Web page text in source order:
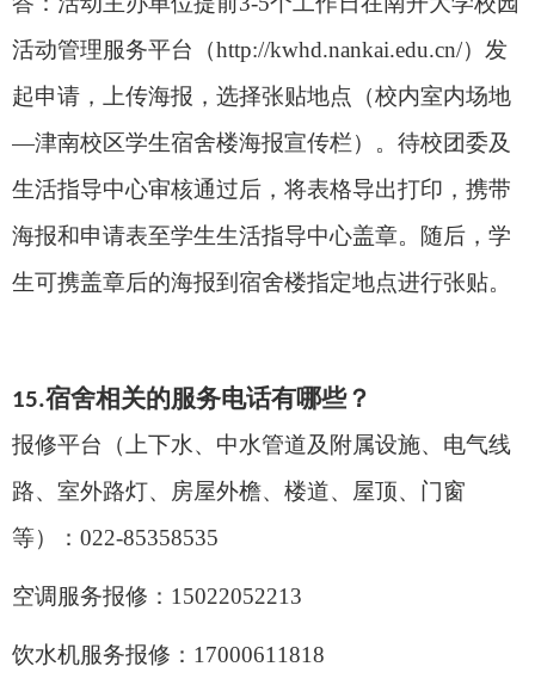
活动管理服务平台（http://kwhd.nankai.edu.cn/）发
起申请，上传海报，选择张贴地点（校内室内场地
—津南校区学生宿舍楼海报宣传栏）。待校团委及
生活指导中心审核通过后，将表格导出打印，携带
海报和申请表至学生生活指导中心盖章。随后，学
生可携盖章后的海报到宿舍楼指定地点进行张贴。
15.宿舍相关的服务电话有哪些？
报修平台（上下水、中水管道及附属设施、电气线
路、室外路灯、房屋外檐、楼道、屋顶、门窗
等）： 022-85358535
空调服务报修： 15022052213
饮水机服务报修： 1 7000611818